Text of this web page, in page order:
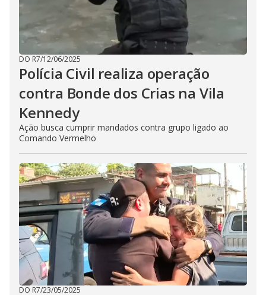
DO R7/12/06/2025
Polícia Civil realiza operação
contra Bonde dos Crias na Vila
Kennedy
Ação busca cumprir mandados contra grupo ligado ao
Comando Vermelho
DO R7/23/05/2025